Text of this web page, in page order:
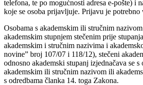
telefona, te po mogućnosti adresa e-pošte) i
koje se osoba prijavljuje. Prijavu je potrebno
Osobama s akademskim ili stručnim
akademskim stupnjem stečenim prije
akademskim i stručnim nazivima i
novine” broj 107/07 i 118/12), stečeni
odnosno akademski stupanj izjednačava se
akademskim ili stručnim nazivom ili
s odredbama članka 14. toga Zakona.